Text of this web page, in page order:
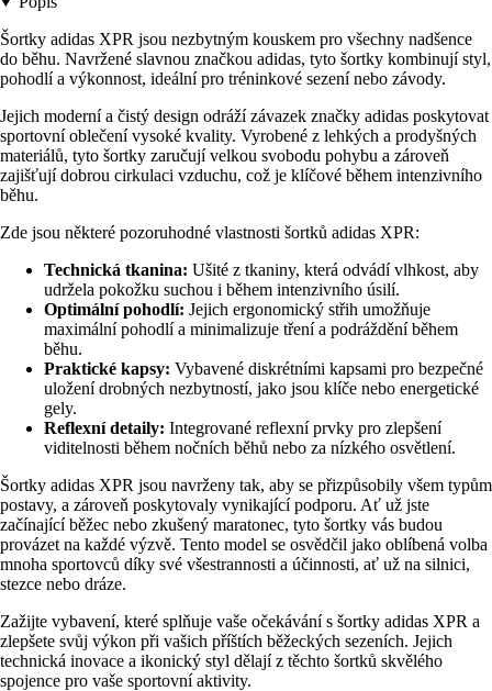
Šortky adidas XPR jsou nezbytným kouskem pro všechny nadšence
do běhu. Navržené slavnou značkou adidas, tyto šortky kombinují styl,
pohodlí a výkonnost, ideální pro tréninkové sezení nebo závody.
Jejich moderní a čistý design odráží závazek značky adidas poskytovat
sportovní oblečení vysoké kvality. Vyrobené z lehkých a prodyšných
materiálů, tyto šortky zaručují velkou svobodu pohybu a zároveň
zajišťují dobrou cirkulaci vzduchu, což je klíčové během intenzivního
běhu.
Zde jsou některé pozoruhodné vlastnosti šortků adidas XPR:
Technická tkanina: Ušité z tkaniny, která odvádí vlhkost, aby
udržela pokožku suchou i během intenzivního úsilí.
Optimální pohodlí: Jejich ergonomický střih umožňuje
maximální pohodlí a minimalizuje tření a podráždění během
běhu.
Praktické kapsy: Vybavené diskrétními kapsami pro bezpečné
uložení drobných nezbytností, jako jsou klíče nebo energetické
gely.
Reflexní detaily: Integrované reflexní prvky pro zlepšení
viditelnosti během nočních běhů nebo za nízkého osvětlení.
Šortky adidas XPR jsou navrženy tak, aby se přizpůsobily všem typům
postavy, a zároveň poskytovaly vynikající podporu. Ať už jste
začínající běžec nebo zkušený maratonec, tyto šortky vás budou
provázet na každé výzvě. Tento model se osvědčil jako oblíbená volba
mnoha sportovců díky své všestrannosti a účinnosti, ať už na silnici,
stezce nebo dráze.
Zažijte vybavení, které splňuje vaše očekávání s šortky adidas XPR a
zlepšete svůj výkon při vašich příštích běžeckých sezeních. Jejich
technická inovace a ikonický styl dělají z těchto šortků skvělého
spojence pro vaše sportovní aktivity.